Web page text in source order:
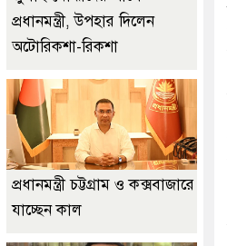
প্রধানমন্ত্রী, উপহার দিলেন
অটোরিকশা-রিকশা
প্রধানমন্ত্রী চট্টগ্রাম ও কক্সবাজারে
যাচ্ছেন কাল